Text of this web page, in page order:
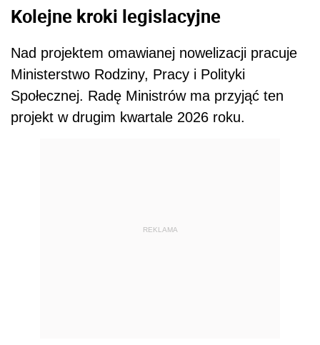
Kolejne kroki legislacyjne
Nad projektem omawianej nowelizacji pracuje
Ministerstwo Rodziny, Pracy i Polityki
Społecznej. Radę Ministrów ma przyjąć ten
projekt w drugim kwartale 2026 roku.
REKLAMA